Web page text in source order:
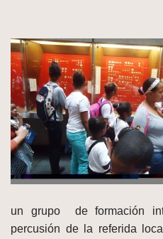
un grupo de formación
percusión de la referida